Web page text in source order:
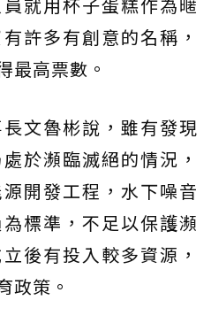
就用杯子蛋糕作為暱
許多有創意的名稱，
最高票數。
文魯彬說，雖有發現
於瀕臨滅絕的情況，
開發工程，水下噪音
標準，不足以保護瀕
後有投入較多資源，
政策。